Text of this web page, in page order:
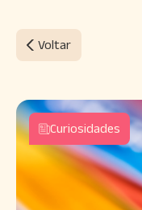
Voltar
Curiosidades